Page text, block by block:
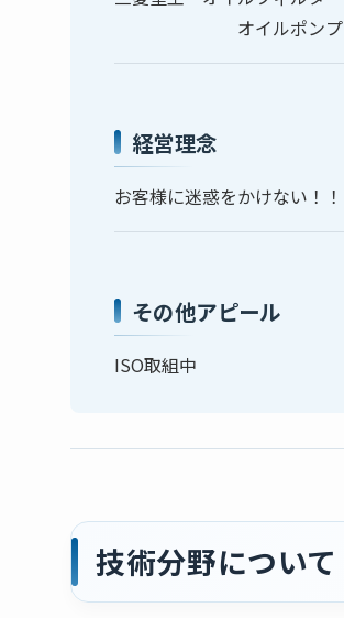
オイルポンプ
経営理念
お客様に迷惑をかけない！！
その他アピール
ISO取組中
技術分野について